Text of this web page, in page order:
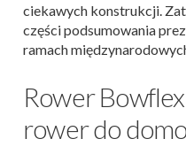
ciekawych konstrukcji.
części podsumowania
ramach
Rower
rower do